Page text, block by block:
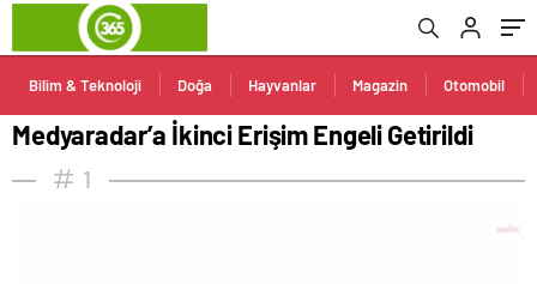
Bilim & Teknoloji Doğa Hayvanlar Magazin Otomobil
Medyaradar’a İkinci Erişim Engeli Getirildi
1